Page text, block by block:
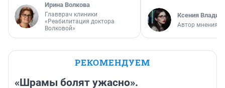
Ирина Волкова
Главврач клиники
«Реабилитация доктора
Волковой»
Ксения
Автор мнения
РЕКОМЕНДУЕМ
«Шрамы болят ужасно».